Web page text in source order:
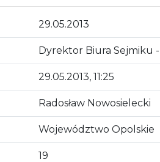
29.05.2013
Dyrektor Biura Sejmiku
29.05.2013, 11:25
Radosław Nowosielecki
Województwo Opolskie
19